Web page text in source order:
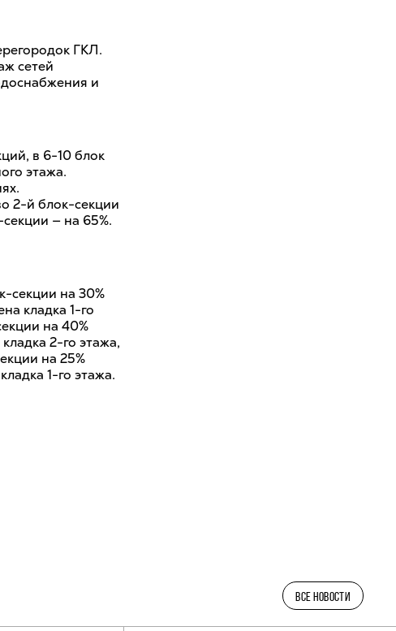
ГКЛ.
сетей
и
в 6-10 блок
этажа.
2-й блок-секции
— на 65%.
секции на 30%
кладка 1-го
на 40%
2-го этажа,
на 25%
1-го этажа.
ВСЕ НОВОСТИ